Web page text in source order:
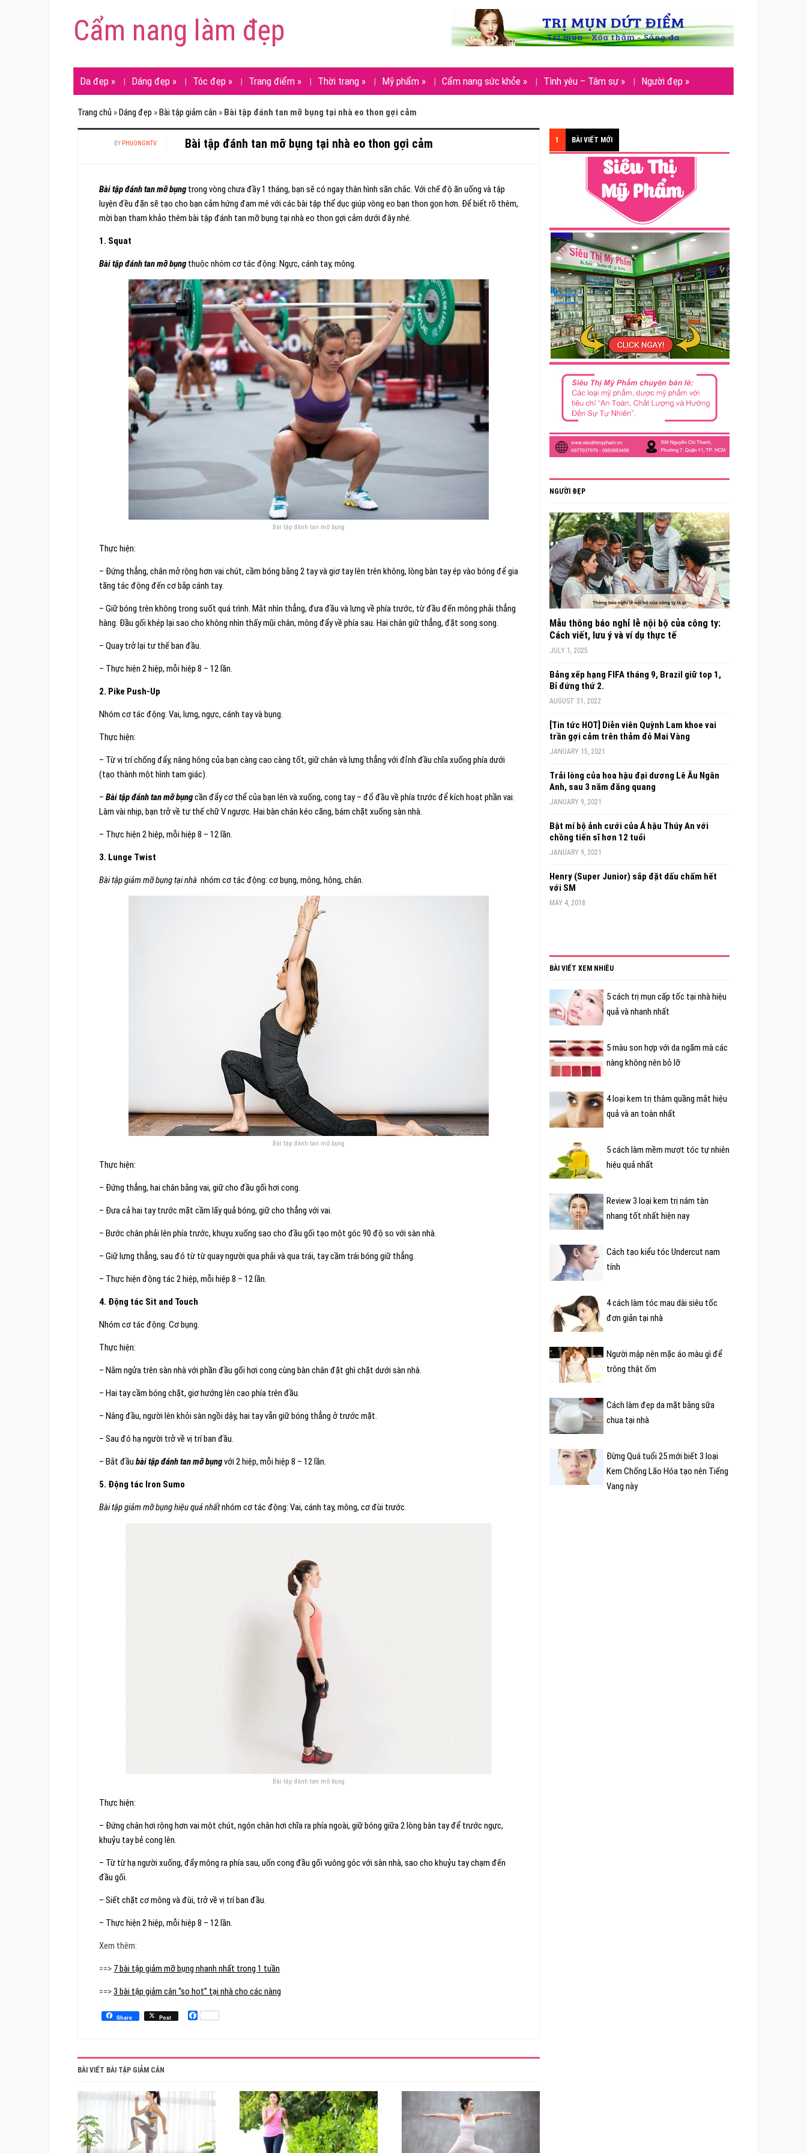
Cẩm nang làm đẹp
Da đẹp » Dáng đẹp » Tóc đẹp » Trang điểm » Thời trang » Mỹ phẩm » Cẩm nang sức khỏe » Tình yêu – Tâm sự » Người đẹp »
Trang chủ »Dáng đẹp »Bài tập giảm cân » Bài tập đánh tan mỡ bụng tại nhà eo thon gợi cảm
BY PHUONGNTV Bài tập đánh tan mỡ bụng tại nhà eo thon gợi cảm
Bài tập đánh tan mỡ bụng trong vòng chưa đầy 1 tháng, bạn sẽ có ngay thân hình săn chắc. Với chế độ ăn uống và tập
luyện đều đặn sẽ tạo cho bạn cảm hứng đam mê với các bài tập thể dục giúp vòng eo bạn thon gọn hơn. Để biết rõ thêm,
mời bạn tham khảo thêm bài tập đánh tan mỡ bụng tại nhà eo thon gợi cảm dưới đây nhé.
1. Squat
Bài tập đánh tan mỡ bụngthuộc nhóm cơ tác động: Ngực, cánh tay, mông.
Bài tập đánh tan mỡ bụng
Thực hiện:
– Đứng thẳng, chân mở rộng hơn vai chút, cầm bóng bằng 2 tay và giơ tay lên trên không, lòng bàn tay ép vào bóng để gia
tăng tác động đến cơ bắp cánh tay.
– Giữ bóng trên không trong suốt quá trình. Mắt nhìn thẳng, đưa đầu và lưng về phía trước, từ đầu đến mông phải thẳng
hàng. Đầu gối khép lại sao cho không nhìn thấy mũi chân, mông đẩy về phía sau. Hai chân giữ thẳng, đặt song song.
– Quay trở lại tư thế ban đầu.
– Thực hiện 2 hiệp, mỗi hiệp 8 – 12 lần.
2. Pike Push-Up
Nhóm cơ tác động: Vai, lưng, ngực, cánh tay và bụng.
Thực hiện:
– Từ vị trí chống đẩy, nâng hông của bạn càng cao càng tốt, giữ chân và lưng thẳng với đỉnh đầu chĩa xuống phía dưới
(tạo thành một hình tam giác).
–Bài tập đánh tan mỡ bụngcần đẩy cơ thể của bạn lên và xuống, cong tay – đổ đầu về phía trước để kích hoạt phần vai.
Làm vài nhịp, bạn trở về tư thế chữ V ngược. Hai bàn chân kéo căng, bám chặt xuống sàn nhà.
– Thực hiện 2 hiệp, mỗi hiệp 8 – 12 lần.
3. Lunge Twist
Bài tập giảm mỡ bụng tại nhà nhóm cơ tác động: cơ bụng, mông, hông, chân.
Bài tập đánh tan mỡ bụng
Thực hiện:
– Đứng thẳng, hai chân bằng vai, giữ cho đầu gối hơi cong.
– Đưa cả hai tay trước mặt cầm lấy quả bóng, giữ cho thẳng với vai.
– Bước chân phải lên phía trước, khuỵu xuống sao cho đầu gối tạo một góc 90 độ so với sàn nhà.
– Giữ lưng thẳng, sau đó từ từ quay người qua phải và qua trái, tay cầm trái bóng giữ thẳng.
– Thực hiện động tác 2 hiệp, mỗi hiệp 8 – 12 lần.
4. Động tác Sit and Touch
Nhóm cơ tác động: Cơ bụng.
Thực hiện:
– Nằm ngửa trên sàn nhà với phần đầu gối hơi cong cùng bàn chân đặt ghì chặt dưới sàn nhà.
– Hai tay cầm bóng chặt, giơ hướng lên cao phía trên đầu.
– Nâng đầu, người lên khỏi sàn ngồi dậy, hai tay vẫn giữ bóng thẳng ở trước mặt.
– Sau đó hạ người trở về vị trí ban đầu.
– Bắt đầu bài tập đánh tan mỡ bụngvới 2 hiệp, mỗi hiệp 8 – 12 lần.
5. Động tác Iron Sumo
Bài tập giảm mỡ bụng hiệu quả nhấtnhóm cơ tác động: Vai, cánh tay, mông, cơ đùi trước.
Bài tập đánh tan mỡ bụng
Thực hiện:
– Đứng chân hơi rộng hơn vai một chút, ngón chân hơi chĩa ra phía ngoài, giữ bóng giữa 2 lòng bàn tay để trước ngực,
khuỷu tay bẻ cong lên.
– Từ từ hạ người xuống, đẩy mông ra phía sau, uốn cong đầu gối vuông góc với sàn nhà, sao cho khuỷu tay chạm đến
đầu gối.
– Siết chặt cơ mông và đùi, trở về vị trí ban đầu.
– Thực hiện 2 hiệp, mỗi hiệp 8 – 12 lần.
Xem thêm:
==> 7 bài tập giảm mỡ bụng nhanh nhất trong 1 tuần
==>3 bài tập giảm cân “so hot” tại nhà cho các nàng
Share Post Facebook
BÀI VIẾT BÀI TẬP GIẢM CÂN
1 BÀI VIẾT MỚI
NGƯỜI ĐẸP
Mẫu thông báo nghỉ lễ nội bộ của công ty:
Cách viết, lưu ý và ví dụ thực tế
JULY 1, 2025
Bảng xếp hạng FIFA tháng 9, Brazil giữ top 1,
Bỉ đứng thứ 2.
AUGUST 31, 2022
[Tin tức HOT] Diễn viên Quỳnh Lam khoe vai
trần gợi cảm trên thảm đỏ Mai Vàng
JANUARY 15, 2021
Trải lòng của hoa hậu đại dương Lê Âu Ngân
Anh, sau 3 năm đăng quang
JANUARY 9, 2021
Bật mí bộ ảnh cưới của Á hậu Thúy An với
chồng tiến sĩ hơn 12 tuổi
JANUARY 9, 2021
Henry (Super Junior) sắp đặt dấu chấm hết
với SM
MAY 4, 2018
BÀI VIẾT XEM NHIỀU
5 cách trị mụn cấp tốc tại nhà hiệu
quả và nhanh nhất
5 màu son hợp với da ngăm mà các
nàng không nên bỏ lỡ
4 loại kem trị thâm quầng mắt hiệu
quả và an toàn nhất
5 cách làm mềm mượt tóc tự nhiên
hiệu quả nhất
Review 3 loại kem trị nám tàn
nhang tốt nhất hiện nay
Cách tạo kiểu tóc Undercut nam
tính
4 cách làm tóc mau dài siêu tốc
đơn giản tại nhà
Người mập nên mặc áo màu gì để
trông thật ốm
Cách làm đẹp da mặt bằng sữa
chua tại nhà
Đừng Quá tuổi 25 mới biết 3 loại
Kem Chống Lão Hóa tạo nên Tiếng
Vang này